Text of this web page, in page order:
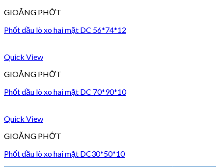
GIOĂNG PHỚT
Phốt dầu lò xo hai mặt DC 56*74*12
Quick View
GIOĂNG PHỚT
Phốt dầu lò xo hai mặt DC 70*90*10
Quick View
GIOĂNG PHỚT
Phốt dầu lò xo hai mặt DC30*50*10